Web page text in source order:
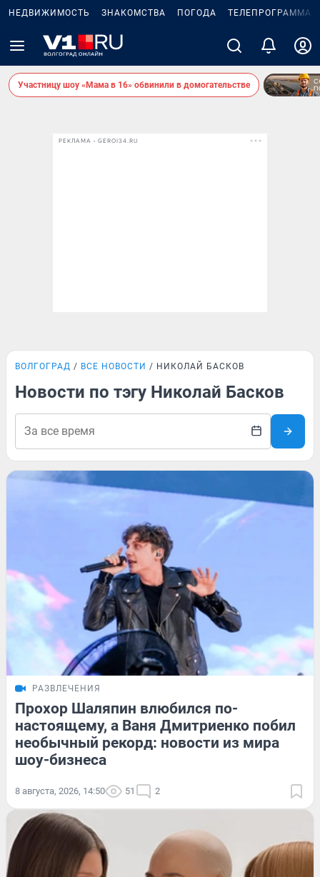
НЕДВИЖИМОСТЬ ЗНАКОМСТВА ПОГОДА ТЕЛЕПРОГРАММА
Участницу шоу «Мама в 16» обвинили в домогательстве
РЕКЛАМА • GEROI34.RU
ВОЛГОГРАД ВСЕ НОВОСТИ НИКОЛАЙ БАСКОВ
Новости по тэгу Николай Басков
РАЗВЛЕЧЕНИЯ
Прохор Шаляпин влюбился по-
настоящему, а Ваня Дмитриенко побил
необычный рекорд: новости из мира
шоу-бизнеса
8 августа, 2026, 14:50 51 2